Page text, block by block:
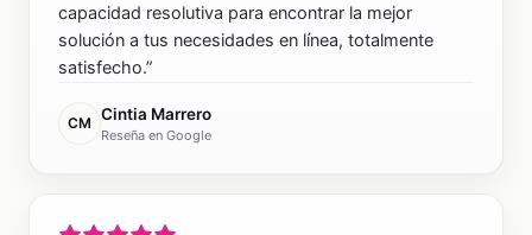
capacidad resolutiva para encontrar la mejor
solución a tus necesidades en línea, totalmente
satisfecho.”
CM Cintia Marrero
Reseña en Google